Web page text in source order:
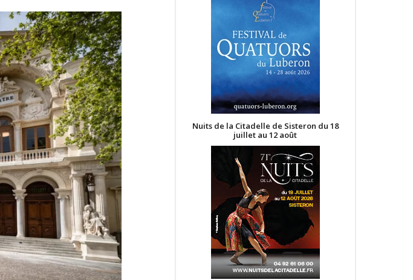
Nuits de la Citadelle de Sisteron du 18
juillet au 12 août